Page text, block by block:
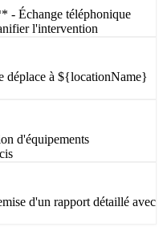
- Échange téléphonique
l'intervention
déplace à ${locationName}
d'équipements
d'un rapport détaillé avec